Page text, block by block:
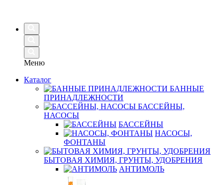
Меню
Каталог
БАННЫЕ
ПРИНАДЛЕЖНОСТИ
БАССЕЙНЫ,
НАСОСЫ
БАССЕЙНЫ
НАСОСЫ,
ФОНТАНЫ
БЫТОВАЯ ХИМИЯ, ГРУНТЫ, УДОБРЕНИЯ
АНТИМОЛЬ